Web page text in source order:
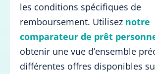
les conditions spécifiques de
remboursement. Utilisez notre
comparateur de prêt
obtenir une vue d’ensemble
différentes offres disponibles